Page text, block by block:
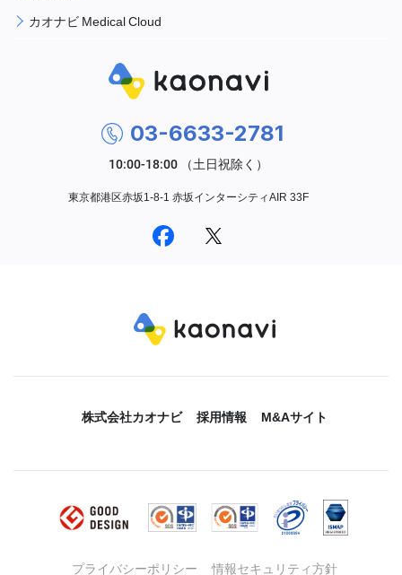
カオナビ Medical Cloud
03-6633-2781
東京都港区赤坂1-8-1 赤坂インターシティAIR 33F
株式会社カオナビ 採用情報 M&Aサイト
プライバシーポリシー 情報セキュリティ方針